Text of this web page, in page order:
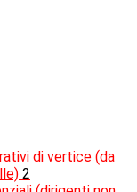
di vertice (da
2